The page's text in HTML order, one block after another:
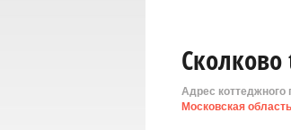
Адрес коттеджного
Московская область